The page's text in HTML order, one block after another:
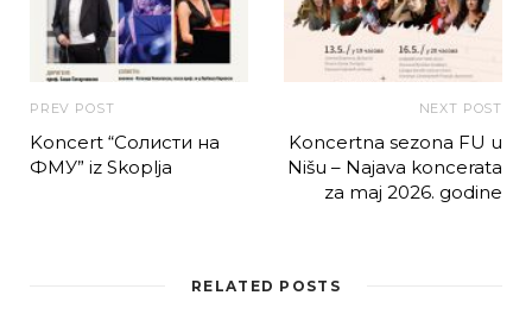
PREV POST
Koncert “Солисти на
ФМУ” iz Skoplja
NEXT POST
Koncertna sezona FU u
Nišu – Najava koncerata
za maj 2026. godine
RELATED POSTS